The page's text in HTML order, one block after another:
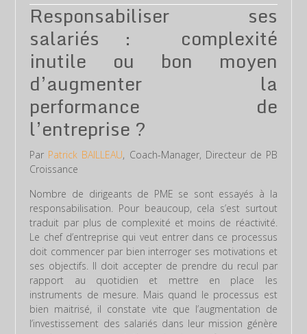
Responsabiliser ses
salariés : complexité
inutile ou bon moyen
d’augmenter la
performance de
l’entreprise ?
Par Patrick BAILLEAU, Coach-Manager, Directeur de PB
Croissance
Nombre de dirigeants de PME se sont essayés à la
responsabilisation. Pour beaucoup, cela s’est surtout
traduit parplus de complexité et moins de réactivité.
Le chef d’entreprise qui veut entrer dans ce processus
doit commencer par bien interroger ses motivations et
ses objectifs. Il doit accepter de prendre du recul par
rapport au quotidien et mettre en place les
instruments de mesure. Mais quand le processus est
bien maitrisé, il constate vite que l’augmentation de
l’investissement des salariés dans leur mission génère